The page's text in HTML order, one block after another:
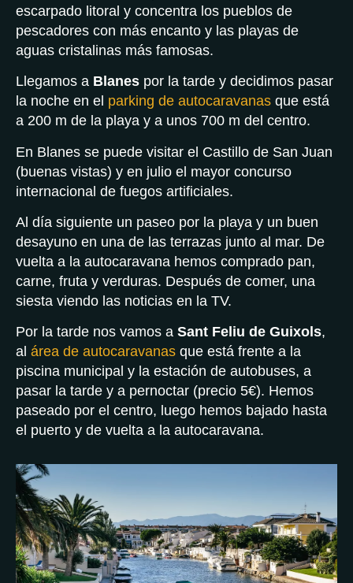
escarpado litoral y concentra los pueblos de
pescadores con más encanto y las playas de
aguas cristalinas más famosas.
Llegamos a Blanes por la tarde y decidimos pasar
la noche en el parking de autocaravanas que está
a 200 m de la playa y a unos 700 m del centro.
En Blanes se puede visitar el Castillo de San Juan
(buenas vistas) y en julio el mayor concurso
internacional de fuegos artificiales.
Al día siguiente un paseo por la playa y un buen
desayuno en una de las terrazas junto al mar. De
vuelta a la autocaravana hemos comprado pan,
carne, fruta y verduras. Después de comer, una
siesta viendo las noticias en la TV.
Por la tarde nos vamos a Sant Feliu de Guixols,
al área de autocaravanas que está frente a la
piscina municipal y la estación de autobuses, a
pasar la tarde y a pernoctar (precio 5€). Hemos
paseado por el centro, luego hemos bajado hasta
el puerto y de vuelta a la autocaravana.